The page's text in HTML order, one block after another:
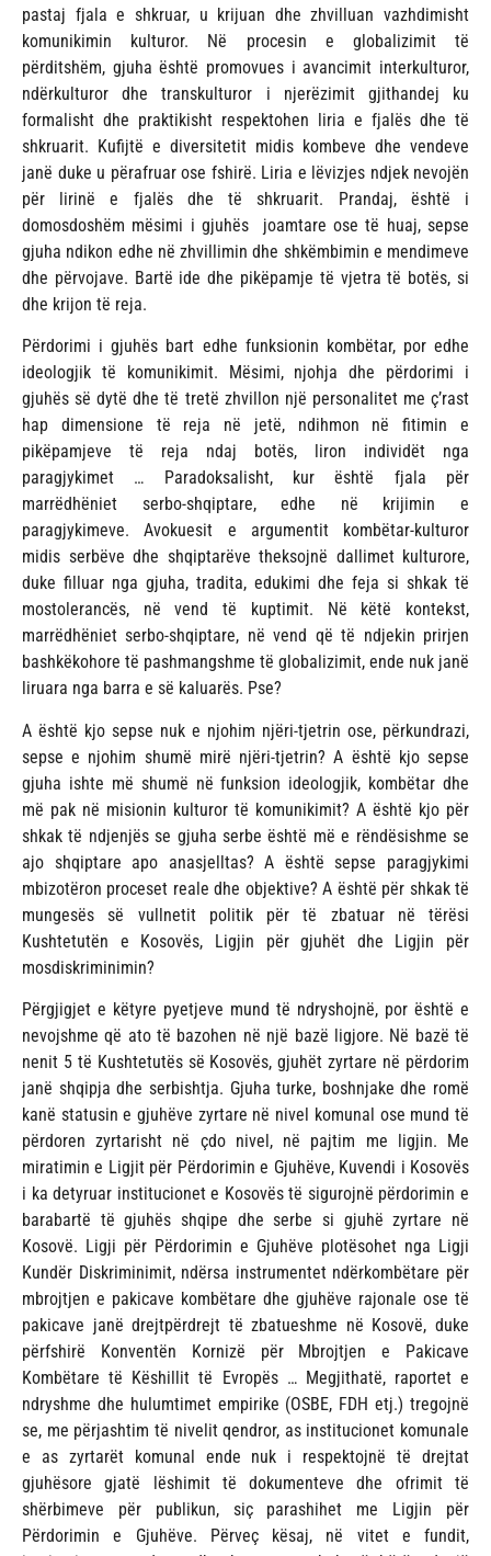
pastaj fjala e shkruar, u krijuan dhe zhvilluan vazhdimisht
komunikimin kulturor. Në procesin e globalizimit të
përditshëm, gjuha është promovues i avancimit interkulturor,
ndërkulturor dhe transkulturor i njerëzimit gjithandej ku
formalisht dhe praktikisht respektohen liria e fjalës dhe të
shkruarit. Kufijtë e diversitetit midis kombeve dhe vendeve
janë duke u përafruar ose fshirë. Liria e lëvizjes ndjek nevojën
për lirinë e fjalës dhe të shkruarit. Prandaj, është i
domosdoshëm mësimi i gjuhës joamtare ose të huaj, sepse
gjuha ndikon edhe në zhvillimin dhe shkëmbimin e mendimeve
dhe përvojave. Bartë ide dhe pikëpamje të vjetra të botës, si
dhe krijon të reja.
Përdorimi i gjuhës bart edhe funksionin kombëtar, por edhe
ideologjik të komunikimit. Mësimi, njohja dhe përdorimi i
gjuhës së dytë dhe të tretë zhvillon një personalitet me ç’rast
hap dimensione të reja në jetë, ndihmon në fitimin e
pikëpamjeve të reja ndaj botës, liron individët nga
paragjykimet … Paradoksalisht, kur është fjala për
marrëdhëniet serbo-shqiptare, edhe në krijimin e
paragjykimeve. Avokuesit e argumentit kombëtar-kulturor
midis serbëve dhe shqiptarëve theksojnë dallimet kulturore,
duke filluar nga gjuha, tradita, edukimi dhe feja si shkak të
mostolerancës, në vend të kuptimit. Në këtë kontekst,
marrëdhëniet serbo-shqiptare, në vend që të ndjekin prirjen
bashkëkohore të pashmangshme të globalizimit, ende nuk janë
liruara nga barra e së kaluarës. Pse?
A është kjo sepse nuk e njohim njëri-tjetrin ose, përkundrazi,
sepse e njohim shumë mirë njëri-tjetrin? A është kjo sepse
gjuha ishte më shumë në funksion ideologjik, kombëtar dhe
më pak në misionin kulturor të komunikimit? A është kjo për
shkak të ndjenjës se gjuha serbe është më e rëndësishme se
ajo shqiptare apo anasjelltas? A është sepse paragjykimi
mbizotëron proceset reale dhe objektive? A është për shkak të
mungesës së vullnetit politik për të zbatuar në tërësi
Kushtetutën e Kosovës, Ligjin për gjuhët dhe Ligjin për
mosdiskriminimin?
Përgjigjet e këtyre pyetjeve mund të ndryshojnë, por është e
nevojshme që ato të bazohen në një bazë ligjore. Në bazë të
nenit 5 të Kushtetutës së Kosovës, gjuhët zyrtare në përdorim
janë shqipja dhe serbishtja. Gjuha turke, boshnjake dhe romë
kanë statusin e gjuhëve zyrtare në nivel komunal ose mund të
përdoren zyrtarisht në çdo nivel, në pajtim me ligjin. Me
miratimin e Ligjit për Përdorimin e Gjuhëve, Kuvendi i Kosovës
i ka detyruar institucionet e Kosovës të sigurojnë përdorimin e
barabartë të gjuhës shqipe dhe serbe si gjuhë zyrtare në
Kosovë. Ligji për Përdorimin e Gjuhëve plotësohet nga Ligji
Kundër Diskriminimit, ndërsa instrumentet ndërkombëtare për
mbrojtjen e pakicave kombëtare dhe gjuhëve rajonale ose të
pakicave janë drejtpërdrejt të zbatueshme në Kosovë, duke
përfshirë Konventën Kornizë për Mbrojtjen e Pakicave
Kombëtare të Këshillit të Evropës … Megjithatë, raportet e
ndryshme dhe hulumtimet empirike (OSBE, FDH etj.) tregojnë
se, me përjashtim të nivelit qendror, as institucionet komunale
e as zyrtarët komunal ende nuk i respektojnë të drejtat
gjuhësore gjatë lëshimit të dokumenteve dhe ofrimit të
shërbimeve për publikun, siç parashihet me Ligjin për
Përdorimin e Gjuhëve. Përveç kësaj, në vitet e fundit,